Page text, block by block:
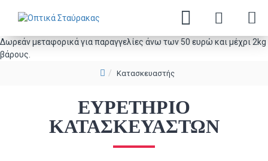
Δωρεάν μεταφορικά για παραγγελίες άνω των 50 ευρώ και μέχρι 2kg
βάρους.
Κατασκευαστής
ΕΥΡΕΤΉΡΙΟ
ΚΑΤΑΣΚΕΥΑΣΤΏΝ